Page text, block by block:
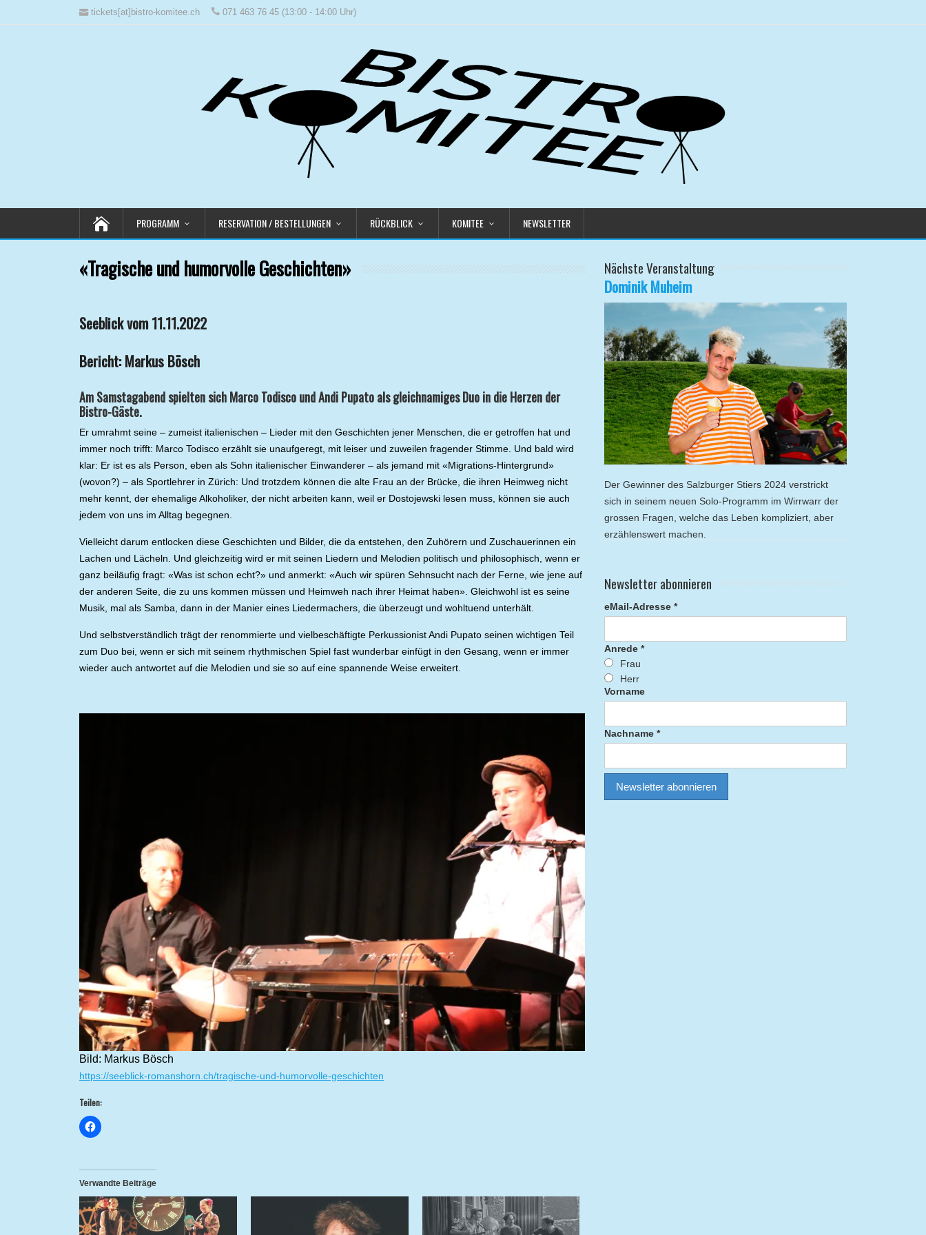
tickets[at]bistro-komitee.ch 071 463 76 45 (13:00 - 14:00 Uhr)
PROGRAMM RESERVATION / BESTELLUNGEN RÜCKBLICK KOMITEE NEWSLETTER
«Tragische und humorvolle Geschichten»
Seeblick vom 11.11.2022
Bericht: Markus Bösch
Am Samstagabend spielten sich Marco Todisco und Andi Pupato als gleichnamiges Duo in die Herzen der
Bistro-Gäste.
Er umrahmt seine – zumeist italienischen – Lieder mit den Geschichten jener Menschen, die er getroffen hat und
immer noch trifft: Marco Todisco erzählt sie unaufgeregt, mit leiser und zuweilen fragender Stimme. Und bald wird
klar: Er ist es als Person, eben als Sohn italienischer Einwanderer – als jemand mit «Migrations-Hintergrund»
(wovon?) – als Sportlehrer in Zürich: Und trotzdem können die alte Frau an der Brücke, die ihren Heimweg nicht
mehr kennt, der ehemalige Alkoholiker, der nicht arbeiten kann, weil er Dostojewski lesen muss, können sie auch
jedem von uns im Alltag begegnen.
Vielleicht darum entlocken diese Geschichten und Bilder, die da entstehen, den Zuhörern und Zuschauerinnen ein
Lachen und Lächeln. Und gleichzeitig wird er mit seinen Liedern und Melodien politisch und philosophisch, wenn er
ganz beiläufig fragt: «Was ist schon echt?» und anmerkt: «Auch wir spüren Sehnsucht nach der Ferne, wie jene auf
der anderen Seite, die zu uns kommen müssen und Heimweh nach ihrer Heimat haben». Gleichwohl ist es seine
Musik, mal als Samba, dann in der Manier eines Liedermachers, die überzeugt und wohltuend unterhält.
Und selbstverständlich trägt der renommierte und vielbeschäftigte Perkussionist Andi Pupato seinen wichtigen Teil
zum Duo bei, wenn er sich mit seinem rhythmischen Spiel fast wunderbar einfügt in den Gesang, wenn er immer
wieder auch antwortet auf die Melodien und sie so auf eine spannende Weise erweitert.
Bild: Markus Bösch
https://seeblick-romanshorn.ch/tragische-und-humorvolle-geschichten
Teilen:
Verwandte Beiträge
Nächste Veranstaltung
Dominik Muheim
Der Gewinner des Salzburger Stiers 2024 verstrickt
sich in seinem neuen Solo-Programm im Wirrwarr der
grossen Fragen, welche das Leben kompliziert, aber
erzählenswert machen.
Newsletter abonnieren
eMail-Adresse *
Anrede *
Frau
Herr
Vorname
Nachname *